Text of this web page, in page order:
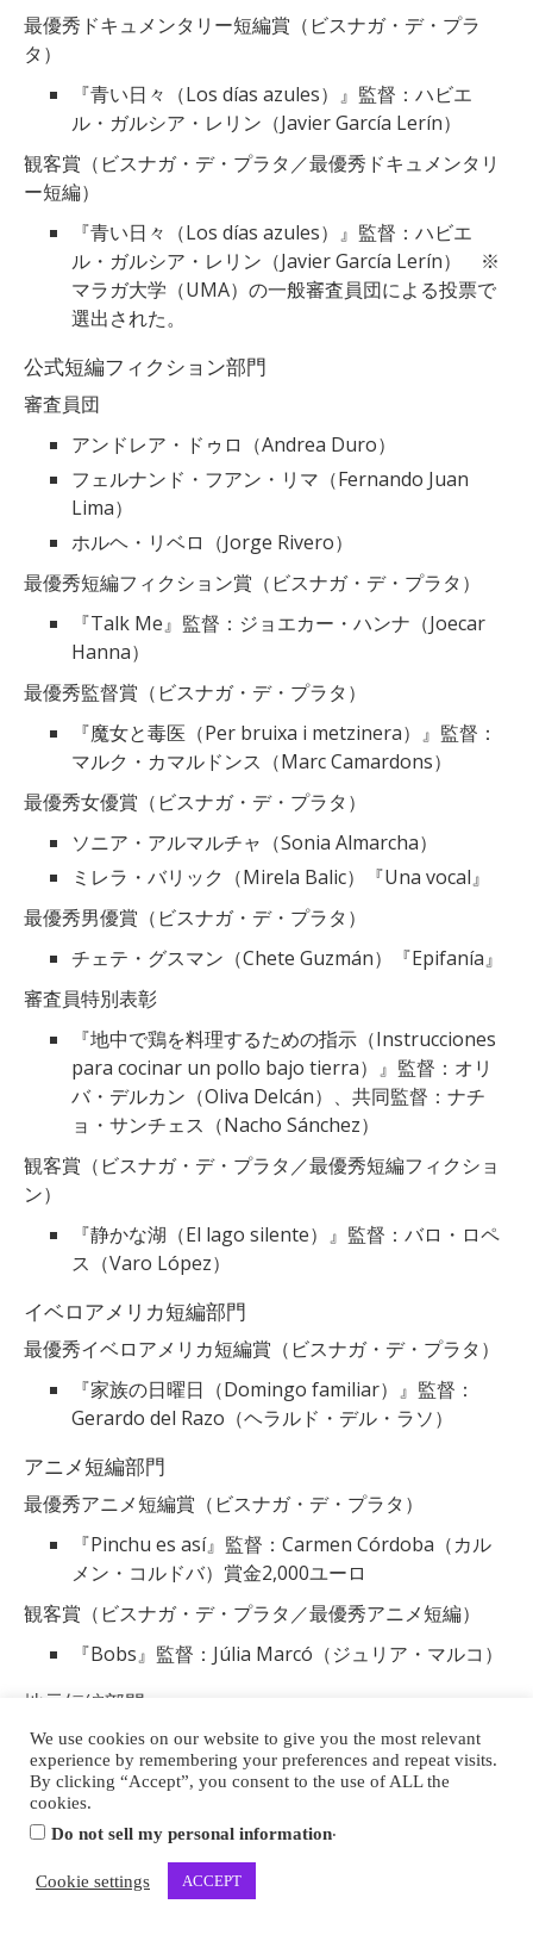
最優秀ドキュメンタリー短編賞（ビスナガ・デ・プラ
タ）
『青い日々（Los días azules）』監督：ハビエ
ル・ガルシア・レリン（Javier García Lerín）
観客賞（ビスナガ・デ・プラタ／最優秀ドキュメンタリ
ー短編）
『青い日々（Los días azules）』監督：ハビエ
ル・ガルシア・レリン（Javier García Lerín） ※
マラガ大学（UMA）の一般審査員団による投票で
選出された。
公式短編フィクション部門
審査員団
アンドレア・ドゥロ（Andrea Duro）
フェルナンド・フアン・リマ（Fernando Juan
Lima）
ホルヘ・リベロ（Jorge Rivero）
最優秀短編フィクション賞（ビスナガ・デ・プラタ）
『Talk Me』監督：ジョエカー・ハンナ（Joecar
Hanna）
最優秀監督賞（ビスナガ・デ・プラタ）
『魔女と毒医（Per bruixa i metzinera）』監督：
マルク・カマルドンス（Marc Camardons）
最優秀女優賞（ビスナガ・デ・プラタ）
ソニア・アルマルチャ（Sonia Almarcha）
ミレラ・バリック（Mirela Balic）『Una vocal』
最優秀男優賞（ビスナガ・デ・プラタ）
チェテ・グスマン（Chete Guzmán）『Epifanía』
審査員特別表彰
『地中で鶏を料理するための指示（Instrucciones
para cocinar un pollo bajo tierra）』監督：オリ
バ・デルカン（Oliva Delcán）、共同監督：ナチ
ョ・サンチェス（Nacho Sánchez）
観客賞（ビスナガ・デ・プラタ／最優秀短編フィクショ
ン）
『静かな湖（El lago silente）』監督：バロ・ロペ
ス（Varo López）
イベロアメリカ短編部門
最優秀イベロアメリカ短編賞（ビスナガ・デ・プラタ）
『家族の日曜日（Domingo familiar）』監督：
Gerardo del Razo（ヘラルド・デル・ラソ）
アニメ短編部門
最優秀アニメ短編賞（ビスナガ・デ・プラタ）
『Pinchu es así』監督：Carmen Córdoba（カル
メン・コルドバ）賞金2,000ユーロ
観客賞（ビスナガ・デ・プラタ／最優秀アニメ短編）
『Bobs』監督：Júlia Marcó（ジュリア・マルコ）
地元短編部門
最優秀短編賞（ビスナガ・デ・プラタ）
『Las desqueridas』監督：Charlie García
Villalba（チャーリー・ガルシア・ビジャルバ）、
Gonzalo Ruiz Esteban（ゴンサロ・ルイス・エス
観客賞（ビスナガ・デ・プラタ／最優秀短編）
We use cookies on our website to give you the most relevant
experience by remembering your preferences and repeat visits.
By clicking “Accept”, you consent to the use of ALL the
cookies.
Do not sell my personal information.
Cookie settings ACCEPT